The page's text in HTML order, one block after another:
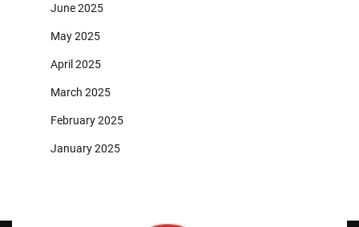
June 2025
May 2025
April 2025
March 2025
February 2025
January 2025